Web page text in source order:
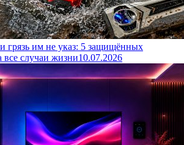
грязь им не указ: 5 защищённых
все случаи жизни10.07.2026